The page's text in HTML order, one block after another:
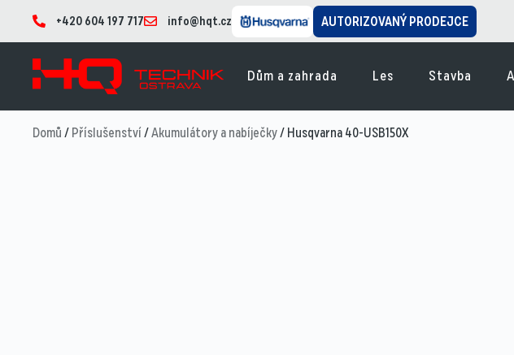
+420 604 197 717 info@hqt.cz AUTORIZOVANÝ PRODEJCE
Dům a zahrada Les Stavba
Domů/Příslušenství/Akumulátory a nabíječky/ Husqvarna 40-USB150X